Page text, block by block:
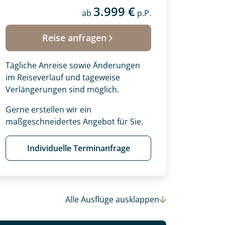
ab 3.999 € p.P.
Reise anfragen
Tägliche Anreise sowie Änderungen
im Reiseverlauf und tageweise
Verlängerungen sind möglich.
Gerne erstellen wir ein
maßgeschneidertes Angebot für Sie.
Individuelle Terminanfrage
Alle Ausflügeausklappen
Wunschtermine für die Reise